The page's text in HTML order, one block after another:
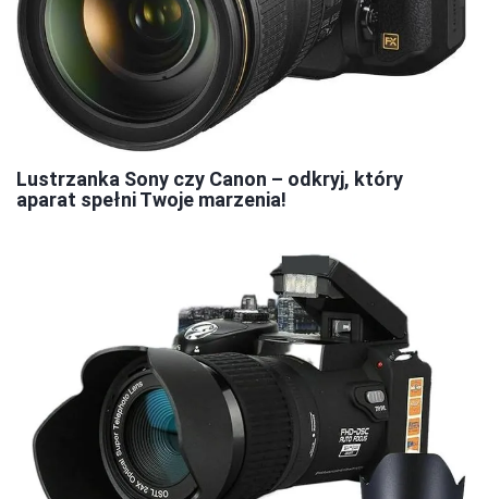
Lustrzanka Sony czy Canon – odkryj, który
aparat spełni Twoje marzenia!